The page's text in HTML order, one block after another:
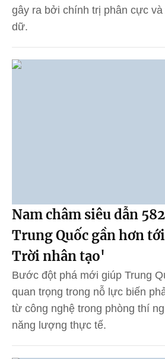
gây ra bởi chính trị phân cực và
dữ.
Nam châm siêu dẫn
Trung Quốc gần hơn
Trời nhân tạo'
Bước đột phá mới giúp Trung
quan trọng trong nỗ lực biến
từ công nghệ trong phòng thí
năng lượng thực tế.